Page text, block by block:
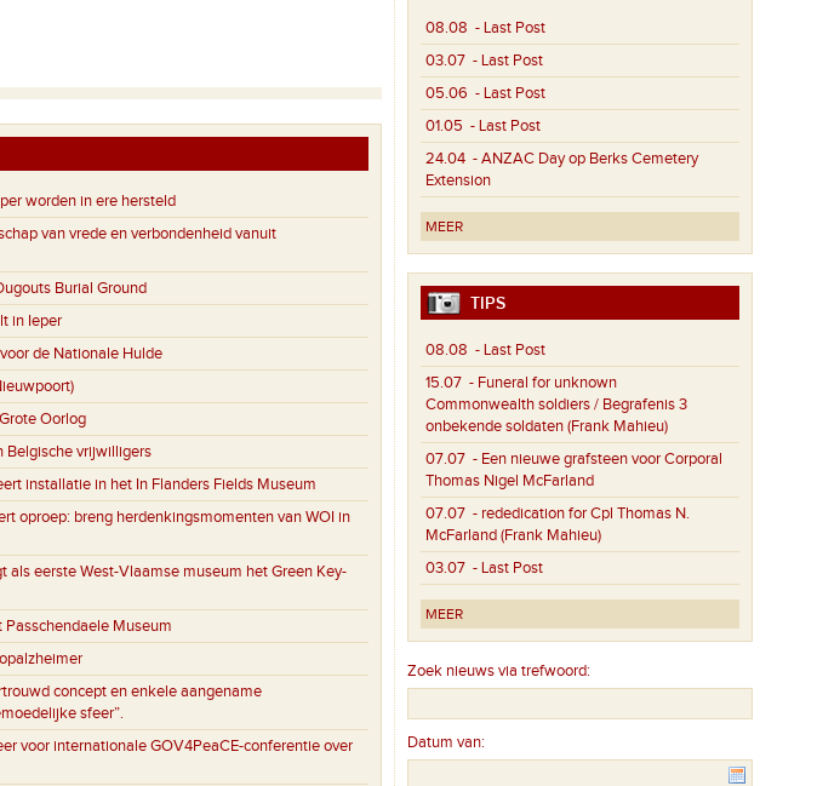
worden in ere hersteld
van vrede en verbondenheid vanuit
Burial Ground
in Ieper
de Nationale Hulde
Oorlog
Belgische vrijwilligers
installatie in het In Flanders Fields Museum
oproep: breng herdenkingsmomenten van WOI in
als eerste West-Vlaamse museum het Green Key-
Museum
concept en enkele aangename
sfeer”.
voor internationale GOV4PeaCE-conferentie over
08.08 - Last Post
03.07 - Last Post
05.06 - Last Post
01.05 - Last Post
24.04 - ANZAC Day op Berks Cemetery
Extension
MEER
TIPS
08.08 - Last Post
15.07 - Funeral for unknown
Commonwealth soldiers / Begrafenis 3
onbekende soldaten (Frank Mahieu)
07.07 - Een nieuwe grafsteen voor Corporal
Thomas Nigel McFarland
07.07 - rededication for Cpl Thomas N.
McFarland (Frank Mahieu)
03.07 - Last Post
MEER
Zoek nieuws via trefwoord:
Datum van: